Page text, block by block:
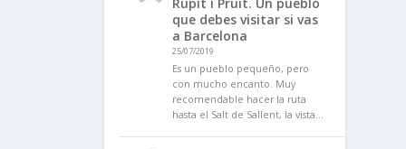
Rupit i Pruit. Un pueblo
que debes visitar si vas
a Barcelona
25/07/2019
Es un pueblo pequeño, pero
con mucho encanto. Muy
recomendable hacer la ruta
hasta el Salt de Sallent, la vista…